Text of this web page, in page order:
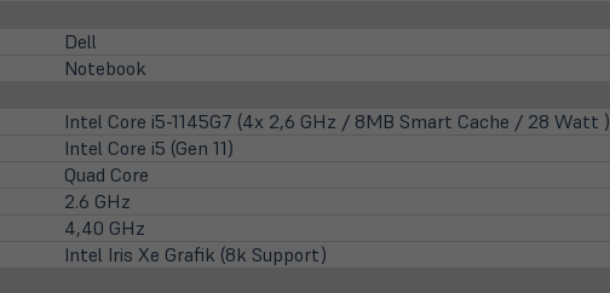
Dell
Notebook
Intel Core i5-1145G7 (4x 2,6 GHz / 8MB Smart Cache / 28 Watt )
Intel Core i5 (Gen 11)
Quad Core
2.6 GHz
4,40 GHz
Intel Iris Xe Grafik (8k Support)